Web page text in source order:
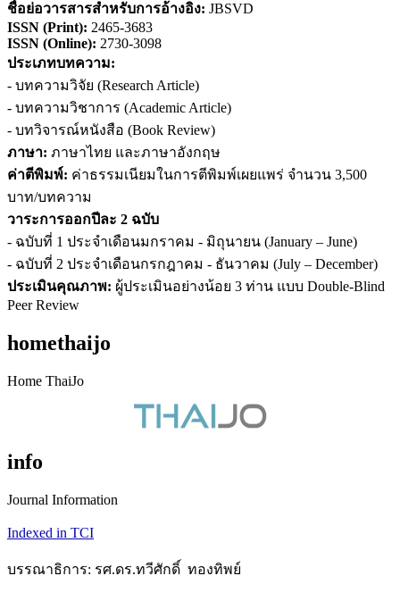
ชื่อย่อวารสารสำหรับการอ้างอิง: JBSVD
ISSN (Print): 2465-3683
ISSN (Online): 2730-3098
ประเภทบทความ:
- บทความวิจัย (Research Article)
- บทความวิชาการ (Academic Article)
- บทวิจารณ์หนังสือ (Book Review)
ภาษา: ภาษาไทย และภาษาอังกฤษ
ค่าตีพิมพ์: ค่าธรรมเนียมในการตีพิมพ์เผยแพร่ จำนวน 3,500
บาท/บทความ
วาระการออกปีละ 2 ฉบับ
- ฉบับที่ 1 ประจำเดือนมกราคม - มิถุนายน (January – June)
- ฉบับที่ 2 ประจำเดือนกรกฎาคม - ธันวาคม (July – December)
ประเมินคุณภาพ: ผู้ประเมินอย่างน้อย 3 ท่าน แบบ Double-Blind
Peer Review
homethaijo
Home ThaiJo
info
Journal Information
Indexed in TCI
บรรณาธิการ: รศ.ดร.ทวีศักดิ์ ทองทิพย์